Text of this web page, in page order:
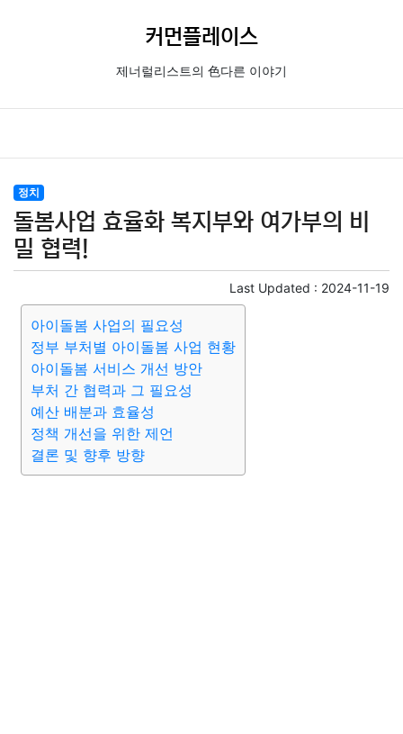
커먼플레이스
제너럴리스트의 色다른 이야기
정치
돌봄사업 효율화 복지부와 여가부의 비
밀 협력!
Last Updated : 2024-11-19
아이돌봄 사업의 필요성
정부 부처별 아이돌봄 사업 현황
아이돌봄 서비스 개선 방안
부처 간 협력과 그 필요성
예산 배분과 효율성
정책 개선을 위한 제언
결론 및 향후 방향